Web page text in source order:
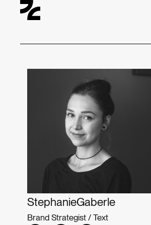
StephanieGaberle
Brand Strategist / Text